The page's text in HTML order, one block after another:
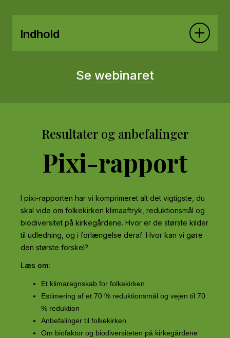
Indhold
Se webinaret
Resultater og anbefalinger
Pixi-rapport
I pixi-rapporten har vi komprimeret alt det vigtigste, du
skal vide om folkekirken klimaaftryk, reduktionsmål og
biodiversitet på kirkegårdene. Hvor er de største kilder
til udledning, og i forlængelse deraf: Hvor kan vi gøre
den største forskel?
Læs om:
Et klimaregnskab for folkekirken
Estimering af et 70 % reduktionsmål og vejen til 70
% reduktion
Anbefalinger til folkekirken
Om biofaktor og biodiversiteten på kirkegårdene